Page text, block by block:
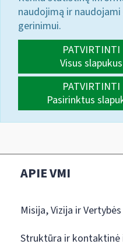
naudojimą ir
gerinimui.
PATVIRTINTI
Visus slapukus
PATVIRTINTI
Pasirinktus
APIE VMI
Misija, Vizija ir Vertybės
Struktūra ir kontaktinė